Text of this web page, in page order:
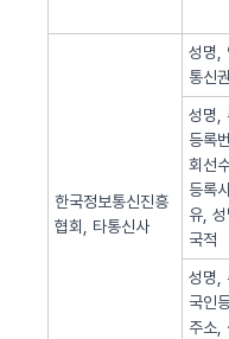
한국정보통신진흥
협회, 타통신사
성명,
통신
성명,
등록
회선
등록
유,
국적
성명,
국인
주소,